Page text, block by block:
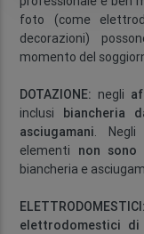
foto (come
decorazioni)
momento del
DOTAZIONE: negli
inclusi biancheria
asciugamani . Negli
elementi non sono
biancheria e
ELETTRODOMESTICI:
elettrodomestici di